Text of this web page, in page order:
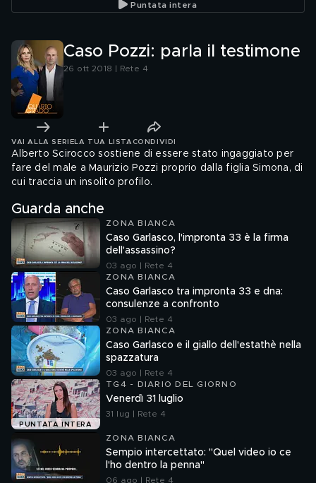
Puntata intera
Caso Pozzi: parla il testimone
26 ott 2018 | Rete 4
VAI ALLA SERIE LA TUA LISTA CONDIVIDI
Alberto Scirocco sostiene di essere stato ingaggiato per
fare del male a Maurizio Pozzi proprio dalla figlia Simona, di
cui traccia un insolito profilo.
Guarda anche
ZONA BIANCA
Caso Garlasco, l'impronta 33 è la firma
dell'assassino?
03 ago | Rete 4
ZONA BIANCA
Caso Garlasco tra impronta 33 e dna:
consulenze a confronto
03 ago | Rete 4
ZONA BIANCA
Caso Garlasco e il giallo dell'estathè nella
spazzatura
03 ago | Rete 4
PUNTATA INTERA
TG4 - DIARIO DEL GIORNO
Venerdì 31 luglio
31 lug | Rete 4
ZONA BIANCA
Sempio intercettato: "Quel video io ce
l'ho dentro la penna"
06 ago | Rete 4